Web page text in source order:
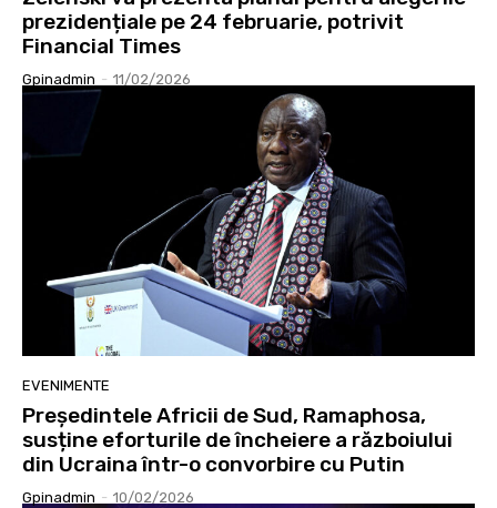
prezidențiale pe 24 februarie, potrivit
Financial Times
Gpinadmin - 11/02/2026
EVENIMENTE
Președintele Africii de Sud, Ramaphosa,
susține eforturile de încheiere a războiului
din Ucraina într-o convorbire cu Putin
Gpinadmin - 10/02/2026